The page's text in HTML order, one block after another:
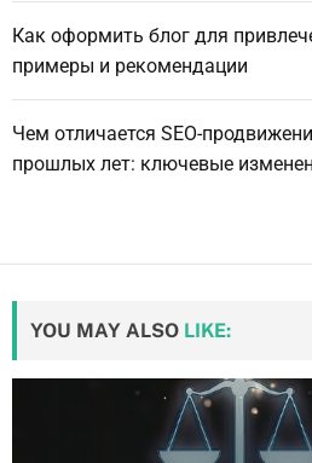
Как оформить блог для
примеры и рекомендации
Чем отличается SEO-
прошлых лет: ключевые
YOU MAY ALSO LIKE: